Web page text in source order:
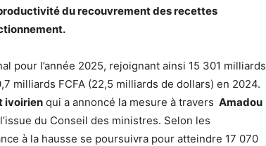
du recouvrement des recettes
pour l’année 2025, rejoignant ainsi 15 301 milliards
milliards FCFA (22,5 milliards de dollars) en 2024.
ivoirien qui a annoncé la mesure à travers Amadou
du Conseil des ministres. Selon les
à la hausse se poursuivra pour atteindre 17 070